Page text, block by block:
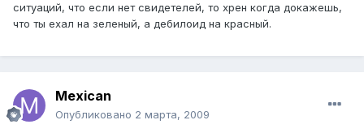
ситуаций, что если нет свидетелей, то хрен когда докажешь,
что ты ехал на зеленый, а дебилоид на красный.
Mexican
Опубликовано 2 марта, 2009